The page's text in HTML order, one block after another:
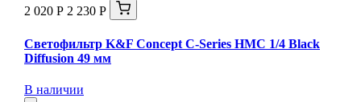
2 020 Р 2 230 Р
Светофильтр K&F Concept C-Series HMC 1/4 Black
Diffusion 49 мм
В наличии